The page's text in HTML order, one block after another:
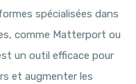
spécialisées dans
comme Matterport ou
un outil efficace pour
et augmenter les